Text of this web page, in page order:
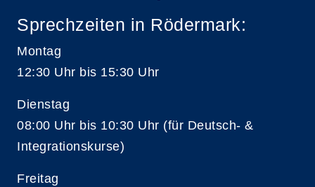
Sprechzeiten in Rödermark:
Montag
12:30 Uhr bis 15:30 Uhr
Dienstag
08:00 Uhr bis 10:30 Uhr (für Deutsch- &
Integrationskurse)
Freitag